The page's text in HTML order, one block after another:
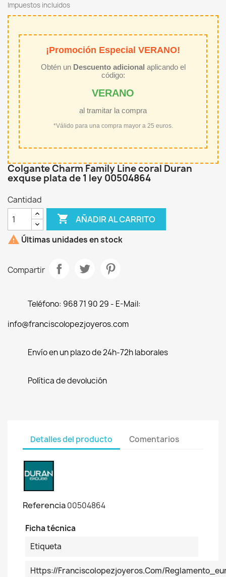
Impuestos incluidos
¡Promoción Especial VERANO!
Obtén un Descuento adicional aplicando el
código:
VERANO
al tramitar la compra
*Válido para una compra mayor a 25 euros.
Colgante Charm Family Line coral Duran
exquse plata de 1 ley 00504864
Cantidad
 AÑADIR AL CARRITO
 Últimas unidades en stock
Compartir
Teléfono: 968 71 90 29 - E-Mail:
info@franciscolopezjoyeros.com
Envío en un plazo de 24h-72h laborales
Política de devolución
Detalles del producto Comentarios
Referencia00504864
Ficha técnica
Etiqueta
Https://franciscolopezjoyeros.com/